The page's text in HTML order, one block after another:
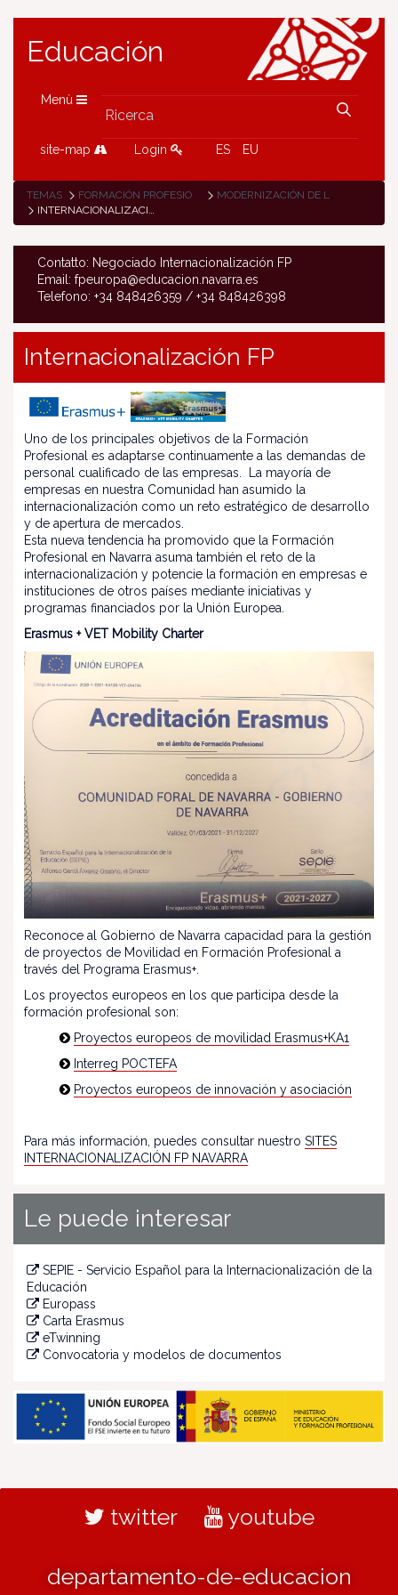
Educación
Menù
site-map Login ES EU
TEMAS FORMACIÓN PROFESIONAL
MODERNIZACIÓN DE LA FP
INTERNACIONALIZACIÓN FP
Contatto: Negociado Internacionalización FP
Email: fpeuropa@educacion.navarra.es
Telefono: +34 848426359 / +34 848426398
Internacionalización FP
Uno de los principales objetivos de la Formación
Profesional es adaptarse continuamente a las demandas de
personal cualificado de las empresas. La mayoría de
empresas en nuestra Comunidad han asumido la
internacionalización como un reto estratégico de desarrollo
y de apertura de mercados.
Esta nueva tendencia ha promovido que la Formación
Profesional en Navarra asuma también el reto de la
internacionalización y potencie la formación en empresas e
instituciones de otros países mediante iniciativas y
programas financiados por la Unión Europea.
Erasmus + VET Mobility Charter
Reconoce al Gobierno de Navarra capacidad para la gestión
de proyectos de Movilidad en Formación Profesional a
través del Programa Erasmus+.
Los proyectos europeos en los que participa desde la
formación profesional son:
Proyectos europeos de movilidad Erasmus+KA1
Interreg POCTEFA
Proyectos europeos de innovación y asociación
Para más información, puedes consultar nuestro SITES
INTERNACIONALIZACIÓN FP NAVARRA
Le puede interesar
SEPIE - Servicio Español para la Internacionalización de la
Educación
Europass
Carta Erasmus
eTwinning
Convocatoria y modelos de documentos
twitter youtube
departamento-de-educacion